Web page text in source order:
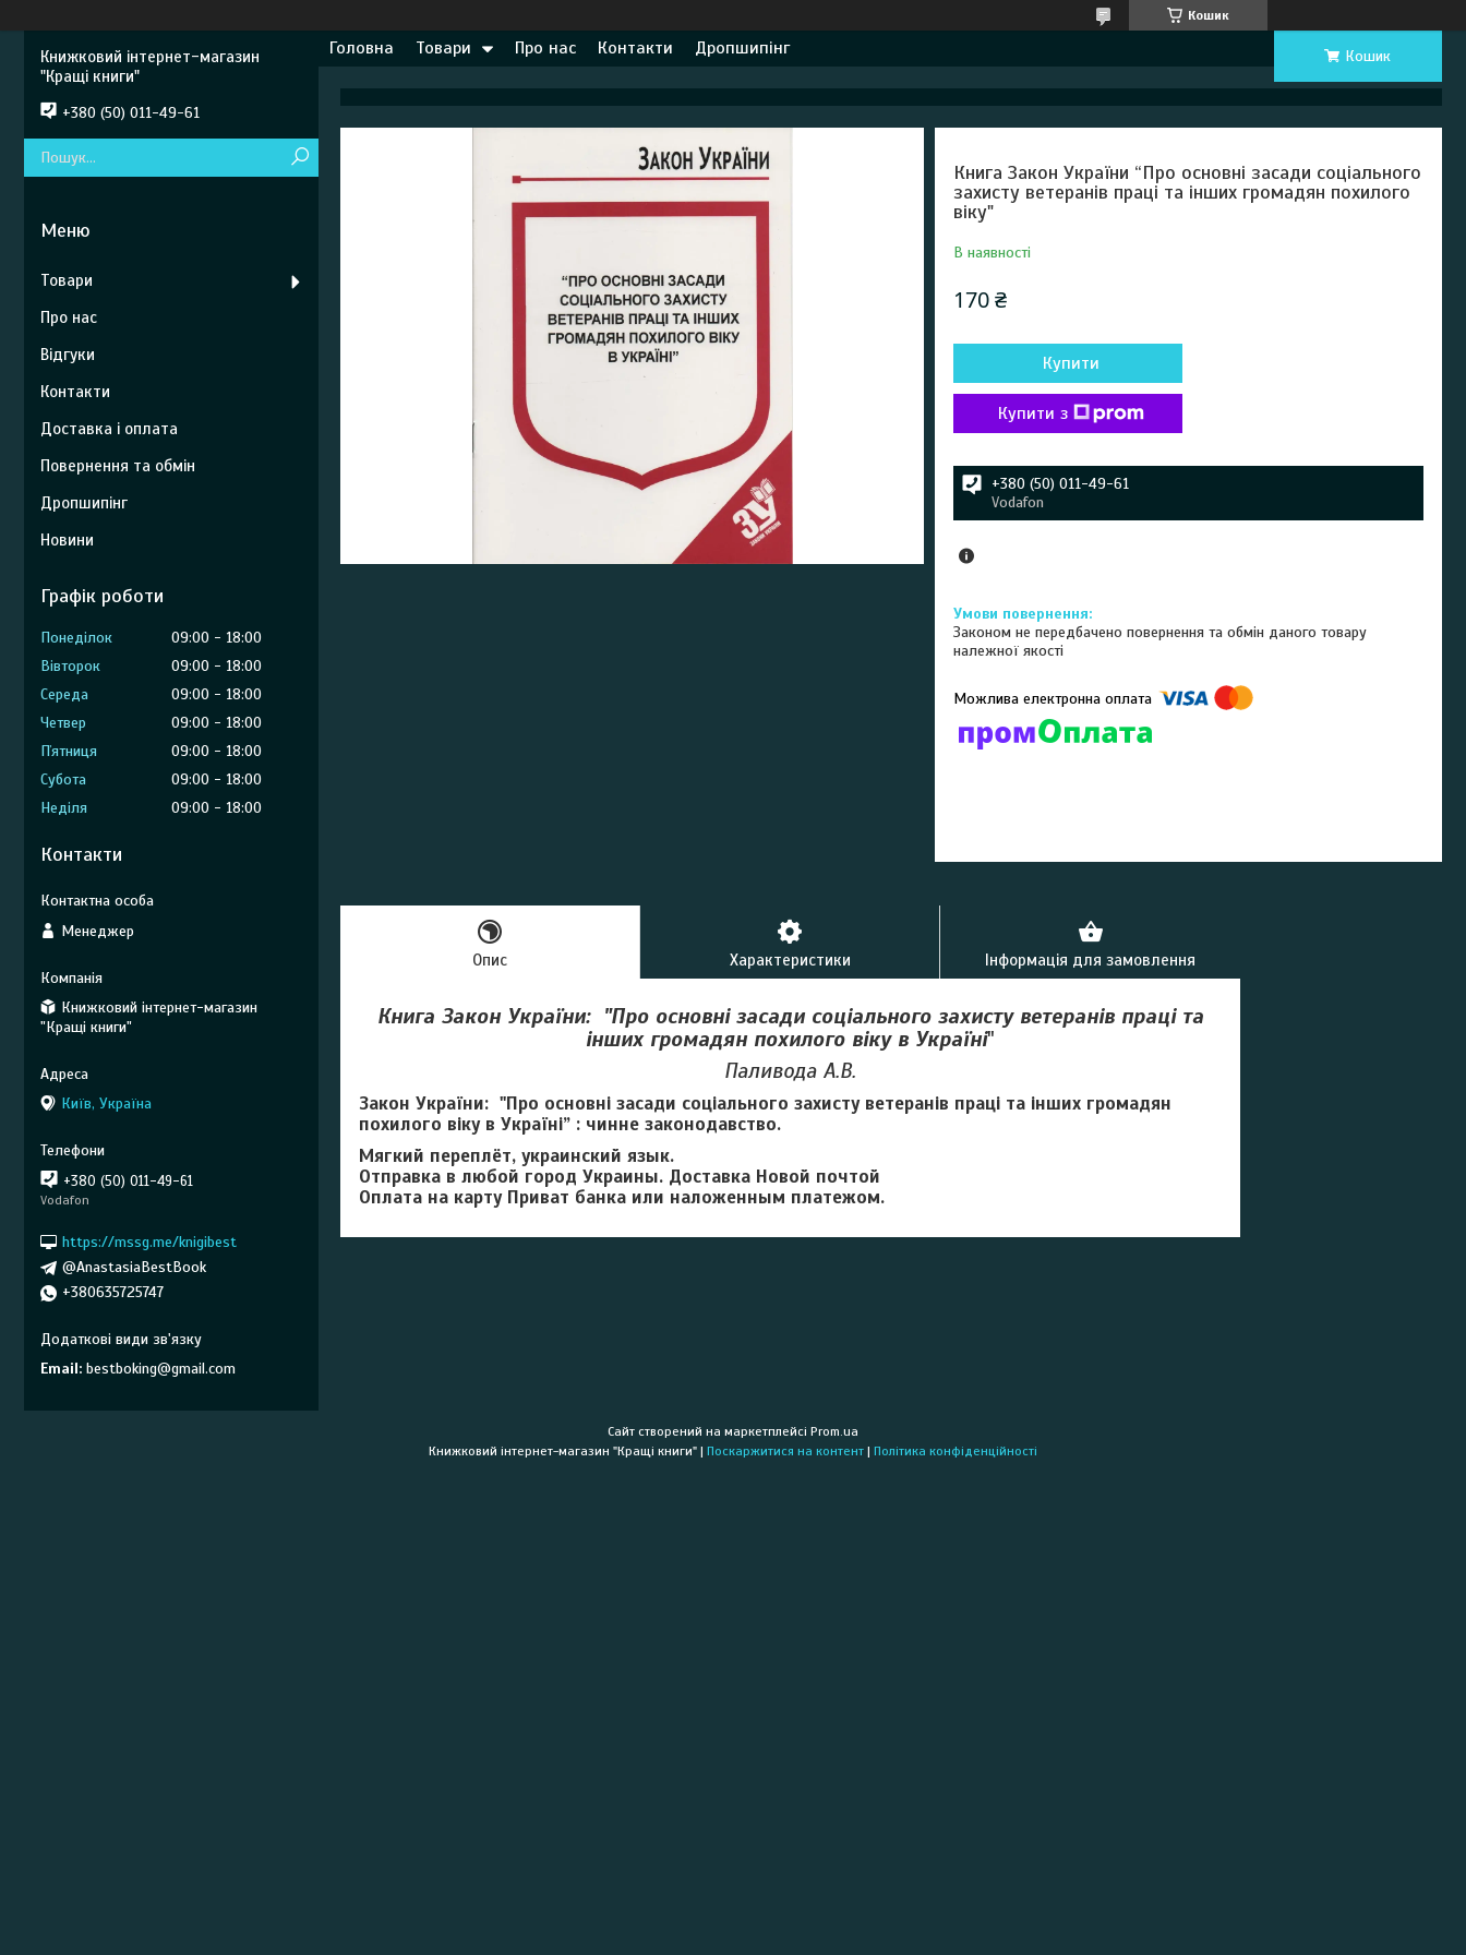
Кошик
Головна Товари Про нас Контакти Дропшипінг Кошик
Книга Закон України “Про основні засади соціального
захисту ветеранів праці та інших громадян похилого
віку"
В наявності
170 ₴
Купити
Купити з
+380 (50) 011-49-61
Vodafon
Законом не передбачено повернення та обмін даного товару
належної якості
Опис Характеристики Інформація для замовлення
Книга Закон України: "Про основні засади соціального захисту ветеранів праці та
інших громадян похилого віку в Україні"
Паливода А.В.
Закон України: "Про основні засади соціального захисту ветеранів праці та інших громадян
похилого віку в Україні” : чинне законодавство.
Мягкий переплёт, украинский язык.
Отправка в любой город Украины. Доставка Новой почтой
Оплата на карту Приват банка или наложенным платежом.
Книжковий інтернет-магазин
"Кращі книги"
+380 (50) 011-49-61
Товари
Про нас
Відгуки
Контакти
Доставка і оплата
Повернення та обмін
Дропшипінг
Новини
Графік роботи
Понеділок 09:00
18:00
Вівторок
09:00
18:00
Середа
09:00
18:00
Четвер
09:00
18:00
Пʼятниця
09:00
18:00
Субота
09:00
18:00
Неділя
09:00 18:00
Контакти
Менеджер
Книжковий інтернет-магазин
"Кращі книги"
Київ, Україна
+380 (50) 011-49-61
Vodafon
https://mssg.me/knigibest
@AnastasiaBestBook
+380635725747
Email bestboking@gmail.com
Сайт створений на маркетплейсі Prom.ua
Книжковий інтернет-магазин "Кращі книги" | Поскаржитися на контент | Політика конфіденційності